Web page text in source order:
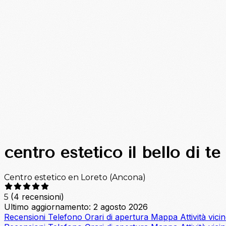
centro estetico il bello di te
Centro estetico en Loreto (Ancona)
5 (4 recensioni)
Ultimo aggiornamento: 2 agosto 2026
Recensioni Telefono Orari di apertura Mappa Attività